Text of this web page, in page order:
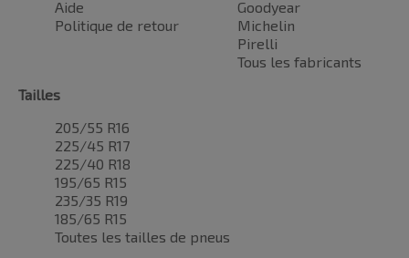
Aide
Politique de retour
Goodyear
Michelin
Pirelli
Tous les fabricants
Tailles
205/55 R16
225/45 R17
225/40 R18
195/65 R15
235/35 R19
185/65 R15
Toutes les tailles de pneus